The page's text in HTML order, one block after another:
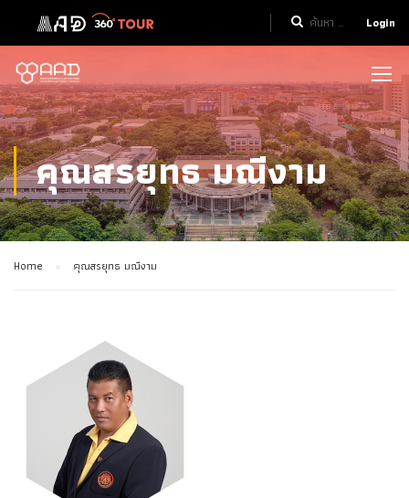
Login
คุณสรยุทธ มณีงาม
Home คุณสรยุทธ มณีงาม